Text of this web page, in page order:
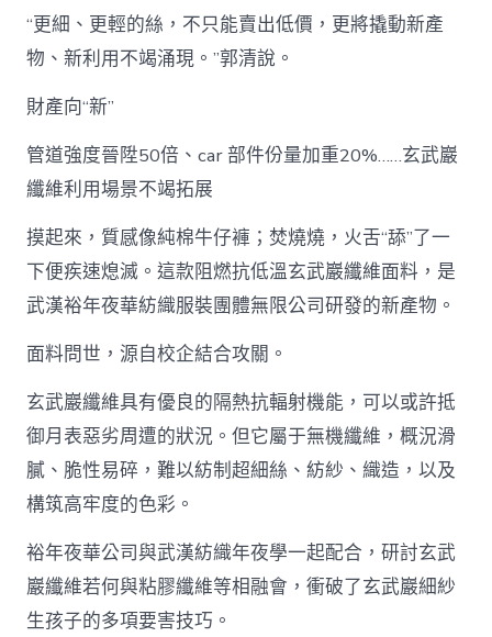
“更細、更輕的絲，不只能賣出低價，更將撬動新產
物、新利用不竭涌現。”郭清說。
財產向“新”
管道強度晉陞50倍、car 部件份量加重20%……玄武巖
纖維利用場景不竭拓展
摸起來，質感像純棉牛仔褲；焚燒燒，火舌“舔”了一
下便疾速熄滅。這款阻燃抗低溫玄武巖纖維面料，是
武漢裕年夜華紡織服裝團體無限公司研發的新產物。
面料問世，源自校企結合攻關。
玄武巖纖維具有優良的隔熱抗輻射機能，可以或許抵
御月表惡劣周遭的狀況。但它屬于無機纖維，概況滑
膩、脆性易碎，難以紡制超細絲、紡紗、織造，以及
構筑高牢度的色彩。
裕年夜華公司與武漢紡織年夜學一起配合，研討玄武
巖纖維若何與粘膠纖維等相融會，衝破了玄武巖細紗
生孩子的多項要害技巧。